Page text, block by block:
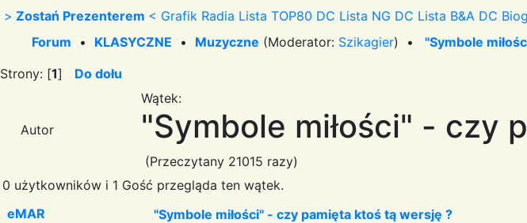
> Zostań Prezenterem < Grafik Radia Lista TOP80 DC Lista NG DC Lista B&A DC
Forum • KLASYCZNE • Muzyczne (Moderator: Szikagier) •
"Symbole
Strony: [1] Do dołu
Autor
Wątek:
"Symbole miłości" - czy
(Przeczytany 21015 razy)
0 użytkowników i 1 Gość przegląda ten wątek.
eMAR
"Symbole miłości" - czy pamięta ktoś tą wersję ?